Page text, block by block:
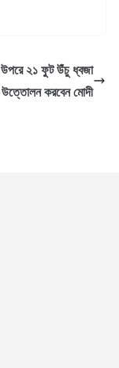
উপরে ২১ ফুট উঁচু ধ্বজা
উত্তোলন করবেন মোদী